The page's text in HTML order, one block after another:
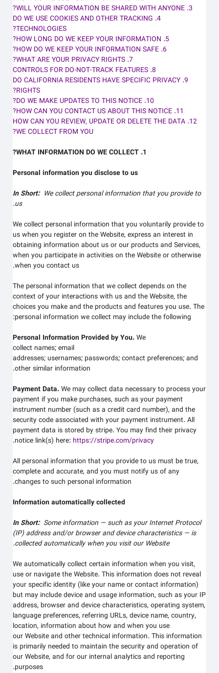
4. DO WE USE COOKIES AND OTHER TRACKING
TECHNOLOGIES?
9. DO CALIFORNIA RESIDENTS HAVE SPECIFIC PRIVACY
RIGHTS?
12. HOW CAN YOU REVIEW, UPDATE OR DELETE THE DATA
WE COLLECT FROM YOU?
Personal information you disclose to us
In Short:We collect personal information that you provide to
us.
We collect personal information that you voluntarily provide to
us when you register on theWebsite,express an interest in
obtaining information about us or our products and Services,
when you participate in activities on theWebsiteor otherwise
when you contact us.
The personal information that we collect depends on the
context of your interactions with us and theWebsite, the
choices you make and the products and features you use. The
personal information we collect may include the following:
Personal Information Provided by You.We
collectnames;email
addresses;usernames;passwords;contact preferences;and
other similar information.
Payment Data.We may collect data necessary to process your
payment if you make purchases, such as your payment
instrument number (such as a credit card number), and the
security code associated with your payment instrument. All
payment data is stored bystripe. You may find their privacy
notice link(s) here:https://stripe.com/privacy
.
All personal information that you provide to us must be true,
complete and accurate, and you must notify us of any
changes to such personal information.
Information automatically collected
In Short:Some information — such as your Internet Protocol
(IP) address and/or browser and device characteristics — is
collected automatically when you visit ourWebsite
.
We automatically collect certain information when you visit,
use or navigate theWebsite. This information does not reveal
your specific identity (like your name or contact information)
but may include device and usage information, such as your IP
address, browser and device characteristics, operating system,
language preferences, referring URLs, device name, country,
location, information about how and when you use
ourWebsiteand other technical information. This information
is primarily needed to maintain the security and operation of
ourWebsite, and for our internal analytics and reporting
purposes.